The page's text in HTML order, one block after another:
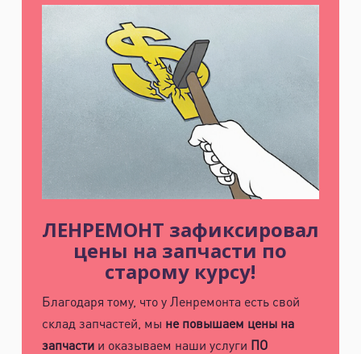
ЛЕНРЕМОНТ зафиксировал
цены на запчасти по
старому курсу!
Благодаря тому, что у Ленремонта есть свой
склад запчастей, мы не повышаем цены на
запчастии оказываем наши услуги ПО